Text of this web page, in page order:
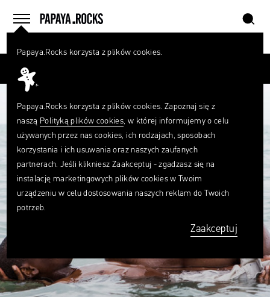
menu
home szukaj
Papaya.Rocks korzysta z plików cookies.
Papaya.Rocks korzysta z plików cookies. Zapoznaj się z
naszą Polityką plików cookies, w której informujemy o celu
używanych przez nas cookies, ich rodzajach, sposobach
korzystania i ich usuwania oraz naszych zaufanych
partnerach. Jeśli klikniesz Zaakceptuj - zgadzasz się na
instalację marketingowych plików cookies w Twoim
urządzeniu w celu dostosowania naszych reklam do Twoich
potrzeb.
Zaakceptuj
Czego
szukasz?